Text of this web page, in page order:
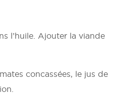
l’huile. Ajouter la viande
concassées, le jus de